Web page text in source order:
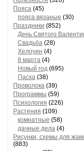
Пояса (45)
пояса вязаные (30)
Праздники (852)
День Святого
Свадьба (28)
Хелоуин (4)
8 марта (4)
Новый год (695)
Пасха (38)
Проволока (39)
Программы (59)
Психология (226)
Растения (109)
комнатные (58)
дачные дела (4)
Рисунки, схемы для
(883)